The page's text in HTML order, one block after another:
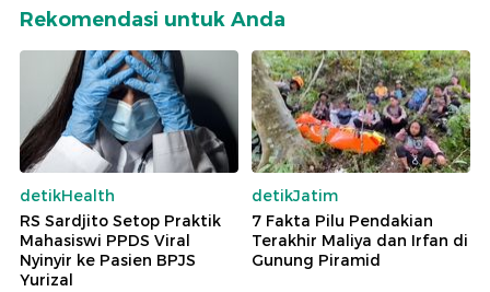
Rekomendasi untuk Anda
detikHealth
RS Sardjito Setop Praktik
Mahasiswi PPDS Viral
Nyinyir ke Pasien BPJS
Yurizal
detikJatim
7 Fakta Pilu Pendakian
Terakhir Maliya dan Irfan di
Gunung Piramid